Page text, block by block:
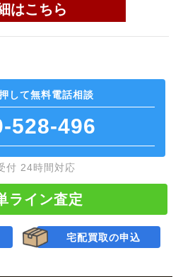
はこちら
して無料電話相談
528-496
付 24時間対応
宅配買取の申込
ライン査定